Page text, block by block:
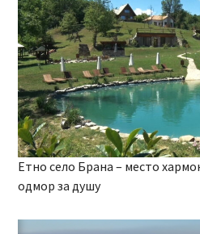
Етно село Брана – место
одмор за душу